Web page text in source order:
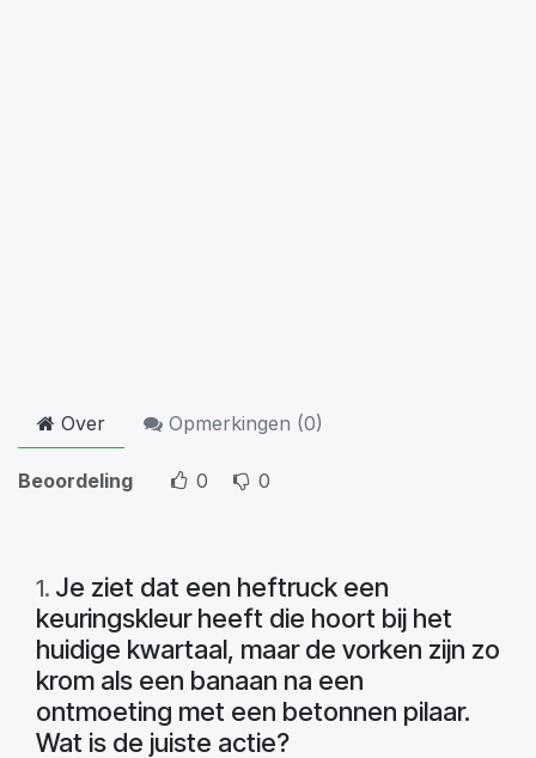
Over Opmerkingen (0)
Beoordeling 0 0
1. Je ziet dat een heftruck een
keuringskleur heeft die hoort bij het
huidige kwartaal, maar de vorken zijn zo
krom als een banaan na een
ontmoeting met een betonnen pilaar.
Wat is de juiste actie?